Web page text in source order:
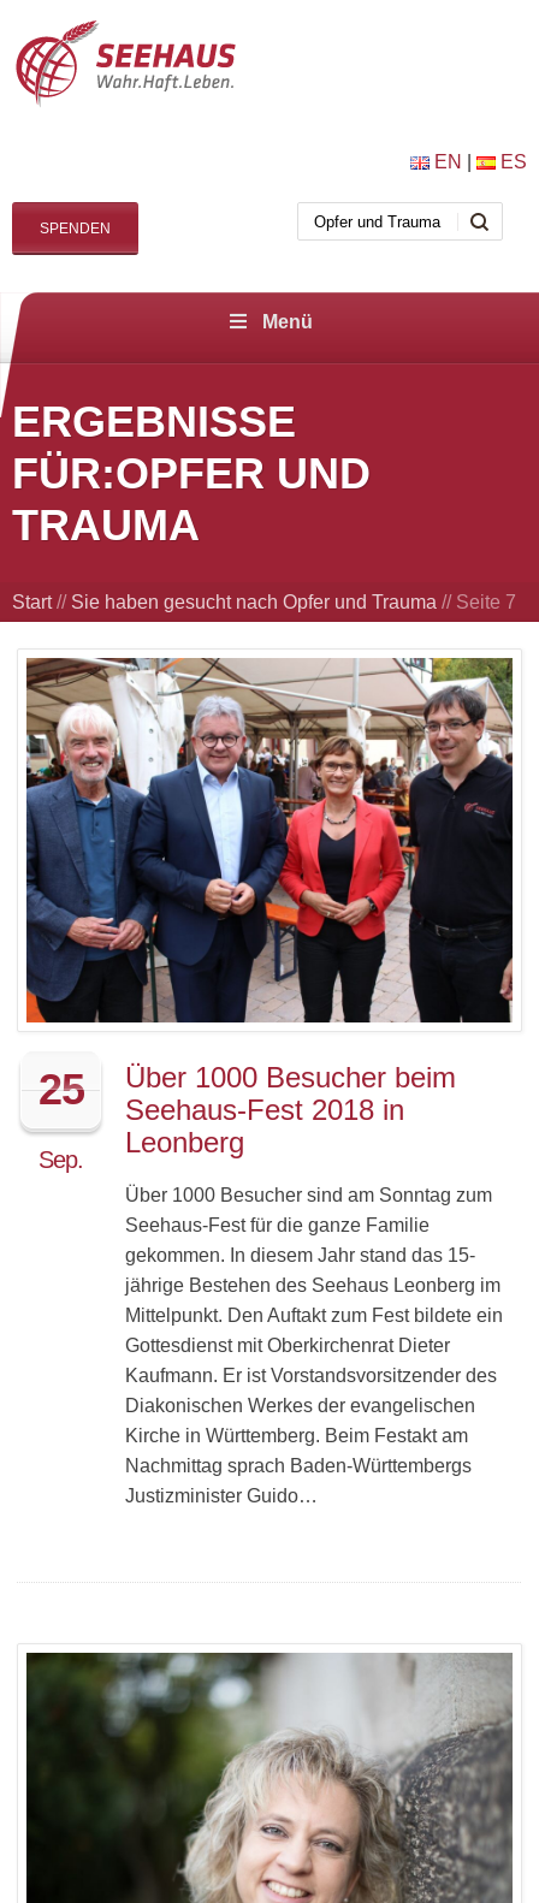
EN ES
SPENDEN
Menü
ERGEBNISSE
FÜR:OPFER UND
TRAUMA
Start// Sie haben gesucht nach Opfer und Trauma // Seite 7
25
Sep.
Über 1000 Besucher beim
Seehaus-Fest 2018 in
Leonberg
Über 1000 Besucher sind am Sonntag zum
Seehaus-Fest für die ganze Familie
gekommen. In diesem Jahr stand das 15-
jährige Bestehen des Seehaus Leonberg im
Mittelpunkt. Den Auftakt zum Fest bildete ein
Gottesdienst mit Oberkirchenrat Dieter
Kaufmann. Er ist Vorstandsvorsitzender des
Diakonischen Werkes der evangelischen
Kirche in Württemberg. Beim Festakt am
Nachmittag sprach Baden-Württembergs
Justizminister Guido…